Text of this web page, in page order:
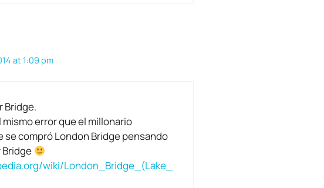
at 1:09 pm
Bridge.
error que el millonario
se compró London Bridge pensando
Bridge
wiki/London_Bridge_(Lake_